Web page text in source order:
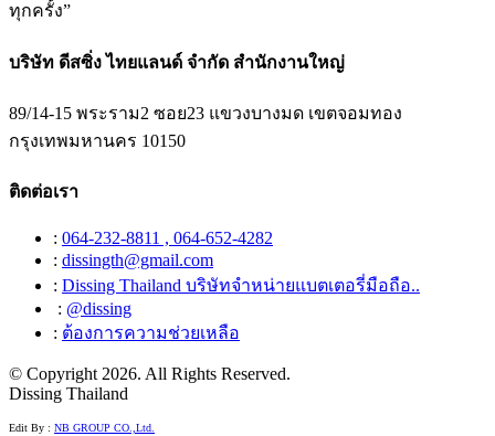
ทุกครั้ง”
บริษัท ดีสซิ่ง ไทยแลนด์ จำกัด สำนักงานใหญ่
89/14-15 พระราม2 ซอย23 แขวงบางมด เขตจอมทอง
กรุงเทพมหานคร 10150
ติดต่อเรา
: 064-232-8811 , 064-652-4282
: dissingth@gmail.com
: Dissing Thailand บริษัทจำหน่ายแบตเตอรี่มือถือ..
: @dissing
: ต้องการความช่วยเหลือ
© Copyright 2026. All Rights Reserved.
Dissing Thailand
Edit By : NB GROUP CO.,Ltd.